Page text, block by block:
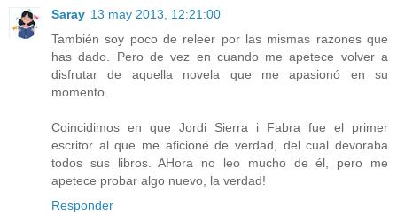
Saray 13 may 2013, 12:21:00
También soy poco de releer por las mismas razones que
has dado. Pero de vez en cuando me apetece volver a
disfrutar de aquella novela que me apasionó en su
momento.
Coincidimos en que Jordi Sierra i Fabra fue el primer
escritor al que me aficioné de verdad, del cual devoraba
todos sus libros. AHora no leo mucho de él, pero me
apetece probar algo nuevo, la verdad!
Responder